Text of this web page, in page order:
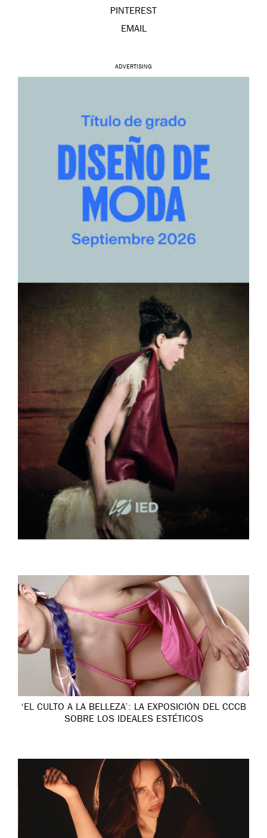
PINTEREST
EMAIL
ADVERTISING
‘EL CULTO A LA BELLEZA’: LA EXPOSICIÓN DEL CCCB
SOBRE LOS IDEALES ESTÉTICOS